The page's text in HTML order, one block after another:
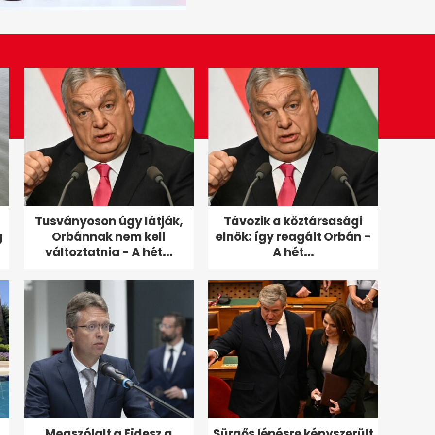
Tusványoson úgy látják,
Orbánnak nem kell
változtatnia - A hét...
Távozik a köztársasági
elnök: így reagált Orbán -
A hét...